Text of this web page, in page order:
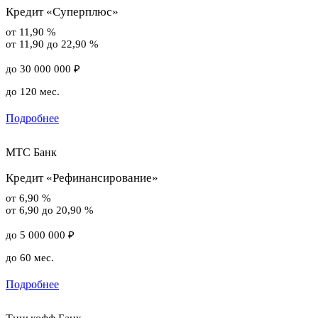
Кредит «Суперплюс»
от 11,90 %
от 11,90 до 22,90 %
до 30 000 000 ₽
до 120 мес.
Подробнее
МТС Банк
Кредит «Рефинансирование»
от 6,90 %
от 6,90 до 20,90 %
до 5 000 000 ₽
до 60 мес.
Подробнее